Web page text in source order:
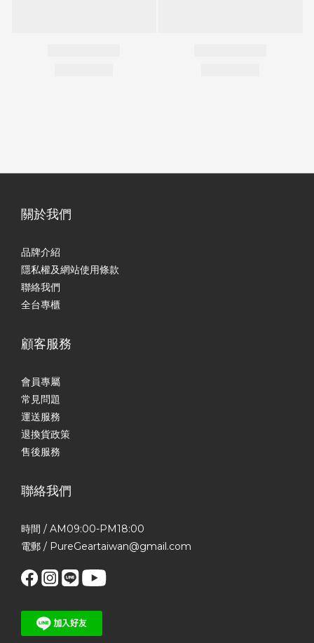
關於我們
品牌介紹
隱私權及網站使用條款
聯絡我們
全台專櫃
顧客服務
會員專屬
常見問題
運送服務
退換貨政策
售後服務
聯絡我們
時間 / AM09:00-PM18:00
電郵 / PureGeartaiwan@gmail.com